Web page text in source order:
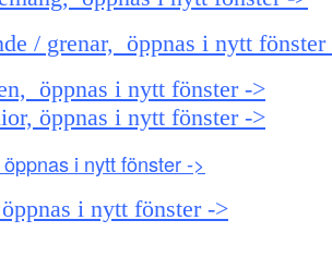
/ grenar, öppnas i nytt fönster
öppnas i nytt fönster ->
öppnas i nytt fönster ->
i nytt fönster ->
i nytt fönster ->